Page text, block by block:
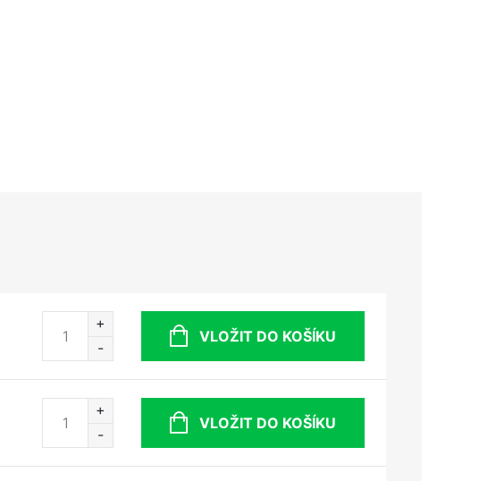
VLOŽIT DO KOŠÍKU
VLOŽIT DO KOŠÍKU